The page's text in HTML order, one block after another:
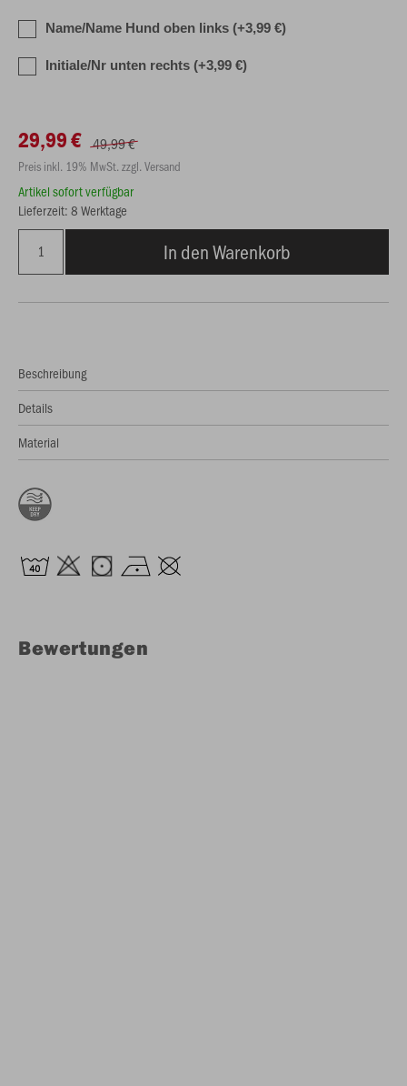
Name/Name Hund oben links (+3,99 €)
Initiale/Nr unten rechts (+3,99 €)
29,99 € 49,99 €
Preis inkl. 19% MwSt. zzgl. Versand
Artikel sofort verfügbar
Lieferzeit: 8 Werktage
In den Warenkorb
Beschreibung
Details
Material
Bewertungen